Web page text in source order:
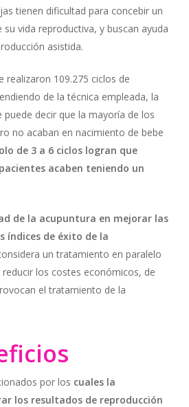
tienen dificultad para concebir un
vida reproductiva, y buscan ayuda
asistida.
realizaron 109.275 ciclos de
de la técnica empleada, la
decir que la mayoría de los
no acaban en nacimiento de bebe
de 3 a 6 ciclos logran que
acaben teniendo un
de la acupuntura en mejorar las
índices de éxito de la
un tratamiento en paralelo
los costes económicos, de
el tratamiento de la
por los cuales la
los resultados de reproducción